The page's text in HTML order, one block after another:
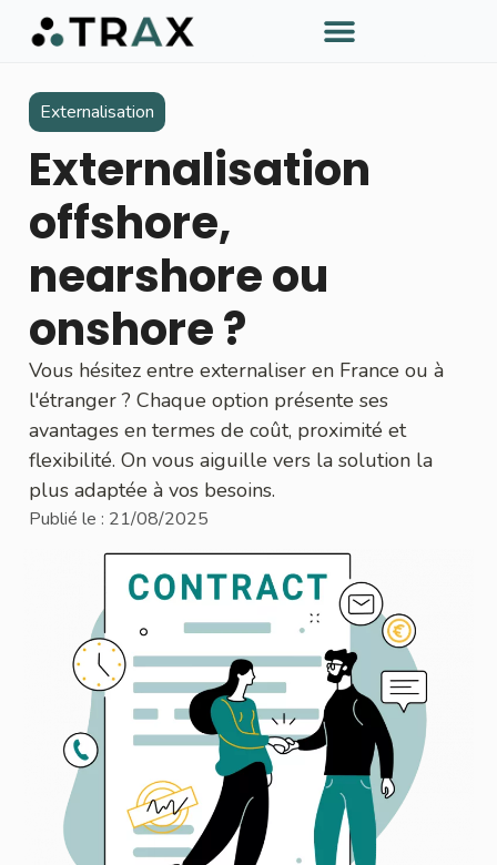
Externalisation
Externalisation
offshore,
nearshore ou
onshore ?
Vous hésitez entre externaliser en France ou à
l'étranger ? Chaque option présente ses
avantages en termes de coût, proximité et
flexibilité. On vous aiguille vers la solution la
plus adaptée à vos besoins.
Publié le : 21/08/2025